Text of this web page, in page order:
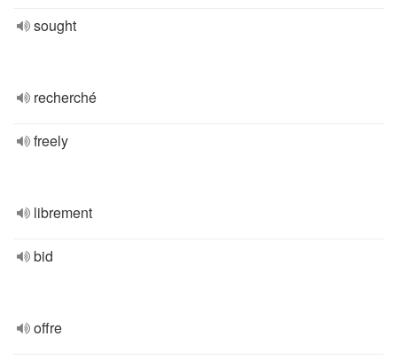
sought
recherché
freely
librement
bid
offre